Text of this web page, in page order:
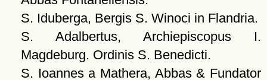
S. Iduberga, Bergis S. Winoci in Flandria.
S. Adalbertus, Archiepiscopus I.
Magdeburg. Ordinis S. Benedicti.
S. Ioannes a Mathera, Abbas & Fundator